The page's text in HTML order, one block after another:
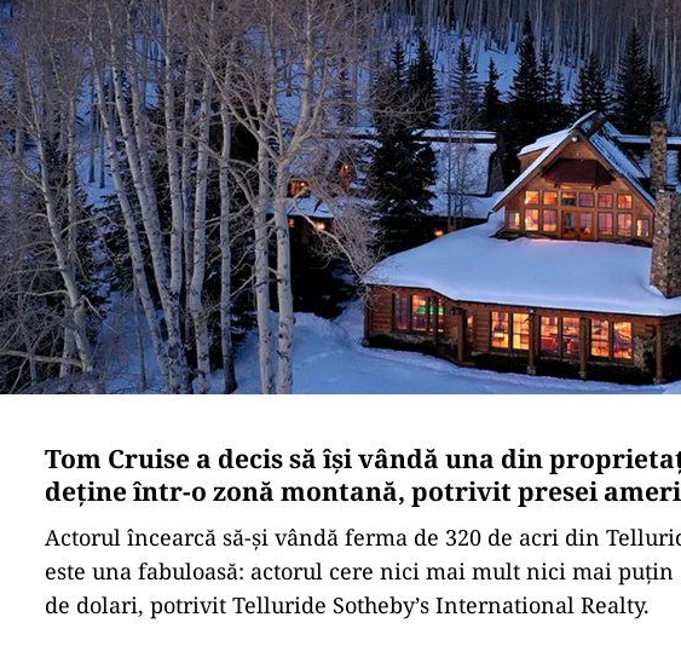
Tom Cruise a decis să își vândă una din
deține într-o zonă montană, potrivit presei
Actorul încearcă să-și vândă ferma de 320 de acri din
este una fabuloasă: actorul cere nici mai mult nici mai puțin
de dolari, potrivit Telluride Sotheby’s International Realty.